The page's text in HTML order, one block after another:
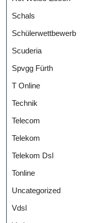
Schals
Schülerwettbewerb
Scuderia
Spvgg Fürth
T Online
Technik
Telecom
Telekom
Telekom Dsl
Tonline
Uncategorized
Vdsl